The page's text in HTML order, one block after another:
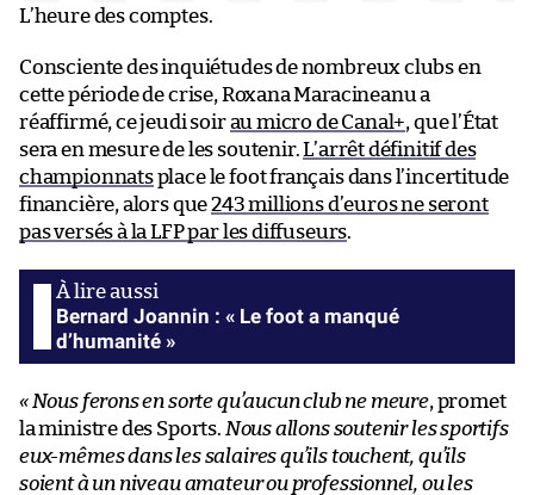
L’heure des comptes.
Consciente des inquiétudes de nombreux clubs en
cette période de crise, Roxana Maracineanu a
réaffirmé, ce jeudi soirau micro de Canal+, que l’État
sera en mesure de les soutenir.L’arrêt définitif des
championnatsplace le foot français dans l’incertitude
financière, alors que243 millions d’euros ne seront
pas versés à la LFP par les diffuseurs.
Bernard Joannin : « Le foot a manqué
d’humanité »
« Nous ferons en sorte qu’aucun club ne meure, promet
la ministre des Sports. Nous allons soutenir les sportifs
eux-mêmes dans les salaires qu’ils touchent, qu’ils
soient à un niveau amateur ou professionnel, ou les